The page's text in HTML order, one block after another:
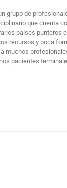
grupo de
que cuenta
países punteros
recursos y poca
muchos
pacientes